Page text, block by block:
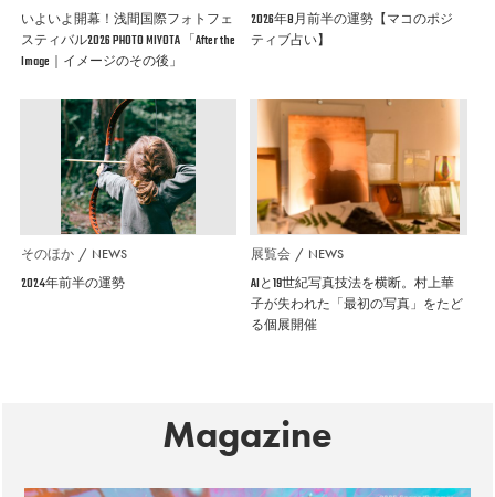
いよいよ開幕！浅間国際フォトフェ
スティバル2026 PHOTO MIYOTA 「After the
Image｜イメージのその後」
2026年8月前半の運勢【マコのポジ
ティブ占い】
そのほか NEWS
2024年前半の運勢
展覧会 NEWS
AIと19世紀写真技法を横断。村上華
子が失われた「最初の写真」をたど
る個展開催
Magazine